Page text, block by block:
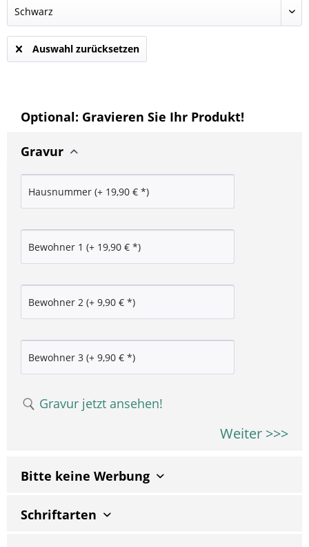
Auswahl zurücksetzen
Optional: Gravieren Sie Ihr Produkt!
Gravur
Gravur jetzt ansehen!
Weiter >>>
Bitte keine Werbung
Schriftarten